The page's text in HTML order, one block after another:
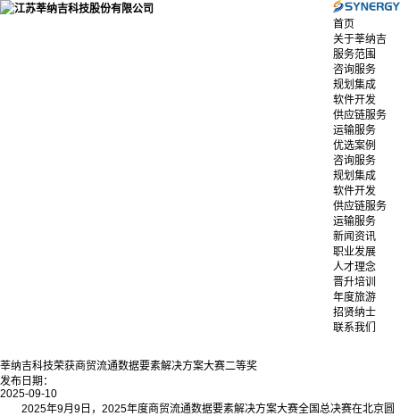
首页
关于莘纳吉
服务范围
咨询服务
规划集成
软件开发
供应链服务
运输服务
优选案例
咨询服务
规划集成
软件开发
供应链服务
运输服务
新闻资讯
职业发展
人才理念
晋升培训
年度旅游
招贤纳士
联系我们
莘纳吉科技荣获商贸流通数据要素解决方案大赛二等奖
发布日期：
2025-09-10
2025年9月9日，2025年度商贸流通数据要素解决方案大赛全国总决赛在北京圆